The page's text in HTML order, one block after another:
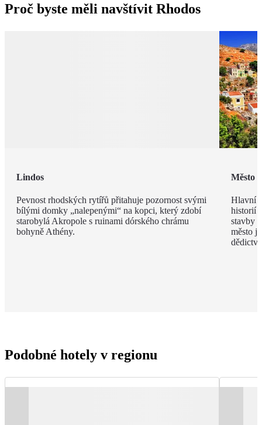
Proč byste měli navštívit Rhodos
Lindos
Pevnost rhodských rytířů přitahuje pozornost svými
bílými domky „nalepenými“ na kopci, který zdobí
starobylá Akropole s ruinami dórského chrámu
bohyně Athény.
Město
Hlavní
historií
stavby
město
Podobné hotely v regionu